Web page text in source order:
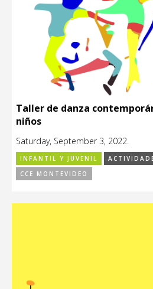
Taller de danza
niños
Saturday, September 3, 2022.
INFANTIL Y JUVENIL
CCE MONTEVIDEO